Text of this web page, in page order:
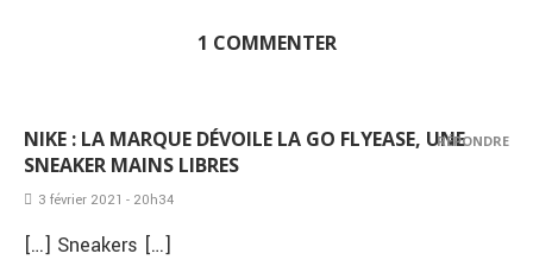
1 COMMENTER
NIKE : LA MARQUE DÉVOILE LA GO FLYEASE, UNE
SNEAKER MAINS LIBRES
3 février 2021 - 20h34
[…] Sneakers […]
RÉPONDRE